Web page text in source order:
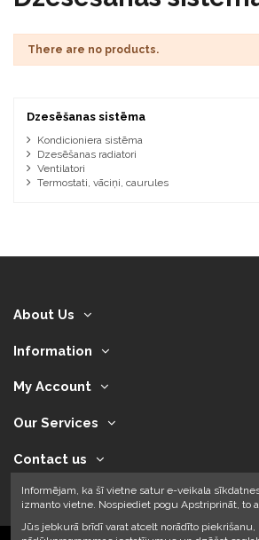
There are no products.
Dzesēšanas sistēma
Kondicioniera sistēma
Dzesēšanas radiatori
Ventilatori
Termostati, vāciņi, caurules
About Us
Information
My Account
Our Services
Contact us
Informējam, ka šī vietne satur e-veikala sīkdatnes
izmanto vietne. Nospiediet pogu Apstriprināt, to
Jūs jebkurā brīdī varat atcelt norādīto